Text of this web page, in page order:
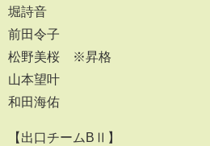
堀詩音
前田令子
松野美桜 ※昇格
山本望叶
和田海佑
【出口チームBⅡ】